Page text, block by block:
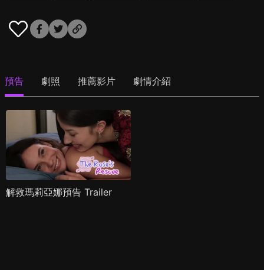
預告 劇照 推薦影片 劇情介紹
解救瑪莉亞娜預告 Trailer